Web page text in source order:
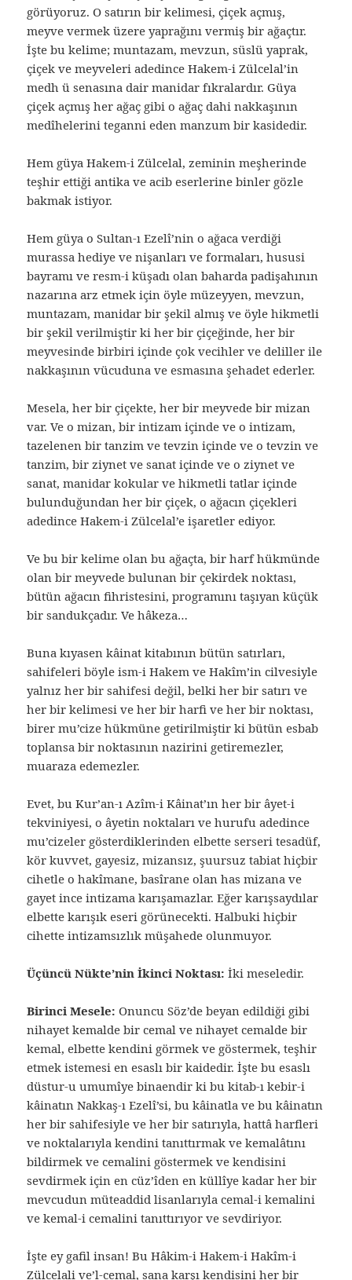
görüyoruz. O satırın bir kelimesi, çiçek açmış,
meyve vermek üzere yaprağını vermiş bir ağaçtır.
İşte bu kelime; muntazam, mevzun, süslü yaprak,
çiçek ve meyveleri adedince Hakem-i Zülcelal’in
medh ü senasına dair manidar fıkralardır. Güya
çiçek açmış her ağaç gibi o ağaç dahi nakkaşının
medîhelerini teganni eden manzum bir kasidedir.
Hem güya Hakem-i Zülcelal, zeminin meşherinde
teşhir ettiği antika ve acib eserlerine binler gözle
bakmak istiyor.
Hem güya o Sultan-ı Ezelî’nin o ağaca verdiği
murassa hediye ve nişanları ve formaları, hususi
bayramı ve resm-i küşadı olan baharda padişahının
nazarına arz etmek için öyle müzeyyen, mevzun,
muntazam, manidar bir şekil almış ve öyle hikmetli
bir şekil verilmiştir ki her bir çiçeğinde, her bir
meyvesinde birbiri içinde çok vecihler ve deliller ile
nakkaşının vücuduna ve esmasına şehadet ederler.
Mesela, her bir çiçekte, her bir meyvede bir mizan
var. Ve o mizan, bir intizam içinde ve o intizam,
tazelenen bir tanzim ve tevzin içinde ve o tevzin ve
tanzim, bir ziynet ve sanat içinde ve o ziynet ve
sanat, manidar kokular ve hikmetli tatlar içinde
bulunduğundan her bir çiçek, o ağacın çiçekleri
adedince Hakem-i Zülcelal’e işaretler ediyor.
Ve bu bir kelime olan bu ağaçta, bir harf hükmünde
olan bir meyvede bulunan bir çekirdek noktası,
bütün ağacın fihristesini, programını taşıyan küçük
bir sandukçadır. Ve hâkeza…
Buna kıyasen kâinat kitabının bütün satırları,
sahifeleri böyle ism-i Hakem ve Hakîm’in cilvesiyle
yalnız her bir sahifesi değil, belki her bir satırı ve
her bir kelimesi ve her bir harfi ve her bir noktası,
birer mu’cize hükmüne getirilmiştir ki bütün esbab
toplansa bir noktasının nazirini getiremezler,
muaraza edemezler.
Evet, bu Kur’an-ı Azîm-i Kâinat’ın her bir âyet-i
tekviniyesi, o âyetin noktaları ve hurufu adedince
mu’cizeler gösterdiklerinden elbette serseri tesadüf,
kör kuvvet, gayesiz, mizansız, şuursuz tabiat hiçbir
cihetle o hakîmane, basîrane olan has mizana ve
gayet ince intizama karışamazlar. Eğer karışsaydılar
elbette karışık eseri görünecekti. Halbuki hiçbir
cihette intizamsızlık müşahede olunmuyor.
Üçüncü Nükte’nin İkinci Noktası: İki meseledir.
Birinci Mesele: Onuncu Söz’de beyan edildiği gibi
nihayet kemalde bir cemal ve nihayet cemalde bir
kemal, elbette kendini görmek ve göstermek, teşhir
etmek istemesi en esaslı bir kaidedir. İşte bu esaslı
düstur-u umumîye binaendir ki bu kitab-ı kebir-i
kâinatın Nakkaş-ı Ezelî’si, bu kâinatla ve bu kâinatın
her bir sahifesiyle ve her bir satırıyla, hattâ harfleri
ve noktalarıyla kendini tanıttırmak ve kemalâtını
bildirmek ve cemalini göstermek ve kendisini
sevdirmek için en cüz’îden en küllîye kadar her bir
mevcudun müteaddid lisanlarıyla cemal-i kemalini
ve kemal-i cemalini tanıttırıyor ve sevdiriyor.
İşte ey gafil insan! Bu Hâkim-i Hakem-i Hakîm-i
Zülcelali ve’l-cemal, sana karşı kendisini her bir